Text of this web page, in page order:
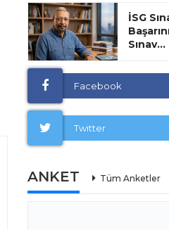
İSG
Sınav...
Facebook
Twitter
ANKET Tüm Anketler